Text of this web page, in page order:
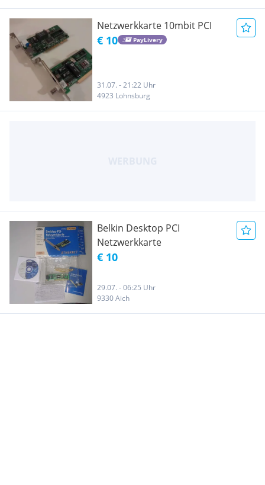
Netzwerkkarte 10mbit PCI
€ 10 PayLivery
31.07. - 21:22 Uhr
4923 Lohnsburg
Belkin Desktop PCI
Netzwerkkarte
€ 10
29.07. - 06:25 Uhr
9330 Aich